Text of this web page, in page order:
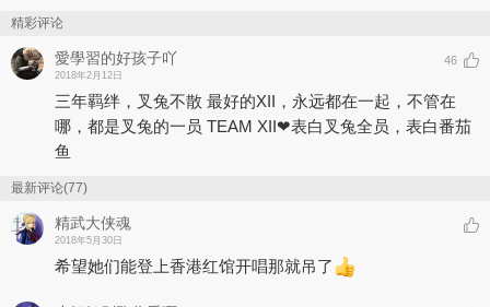
精彩评论
愛學習的好孩子吖
2018年2月12日
46
三年羁绊，叉兔不散 最好的XII，永远都在一起，不管在
哪，都是叉兔的一员 TEAM XII❤表白叉兔全员，表白番茄
鱼
最新评论(77)
精武大侠魂
2018年5月30日
希望她们能登上香港红馆开唱那就吊了